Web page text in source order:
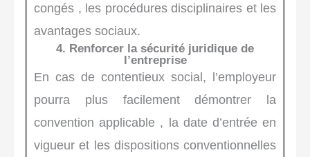
congés , les procédures disciplinaires et les
avantages sociaux.
4. Renforcer la sécurité juridique de
l’entreprise
En cas de contentieux social, l’employeur
pourra plus facilement démontrer la
convention applicable , la date d’entrée en
vigueur et les dispositions conventionnelles